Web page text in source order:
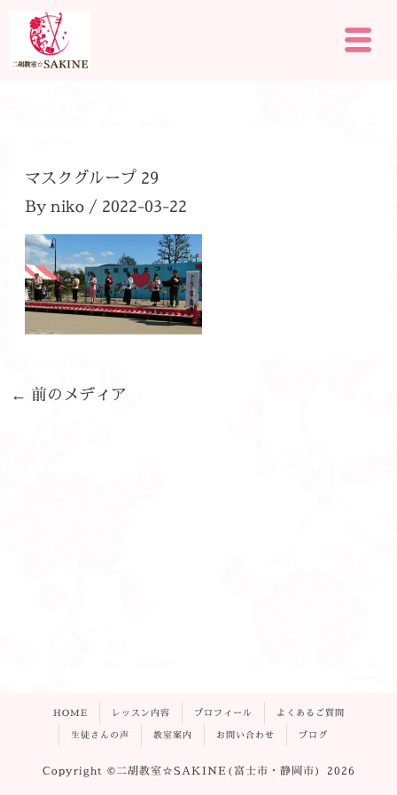
を
メ
ニ
マスクグループ 29
By niko / 2022-03-22
← 前のメディア
HOME レッスン内容 プロフィール
よくあるご質問
生徒さんの声
教室案内 お問い合わせ ブログ
Copyright ©二胡教室☆SAKINE(富士市・静岡市) 2026